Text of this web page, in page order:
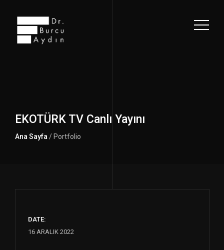
EKOTÜRK TV Canlı Yayını
Ana Sayfa / Portfolio
DATE:
16 ARALIK 2022